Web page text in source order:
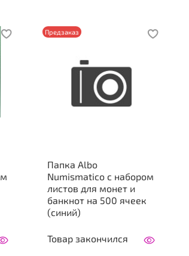
Предзаказ
Папка Аlbo
Numismatico с набором
листов для монет и
банкнот на 500 ячеек
(синий)
Товар закончился